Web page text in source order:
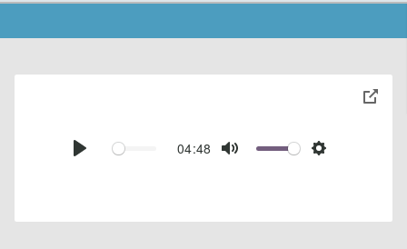
Play
04:48
Mute Settings
toggle